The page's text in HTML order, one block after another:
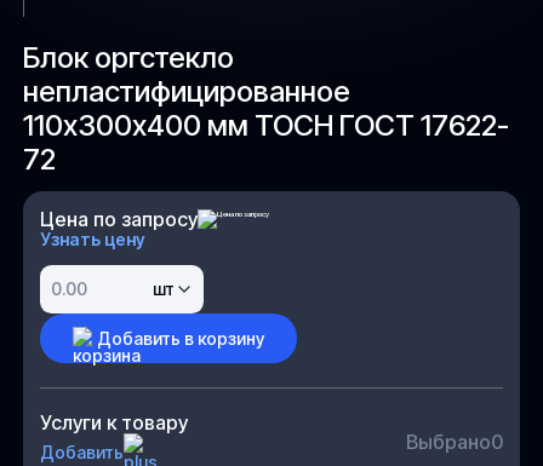
Блок оргстекло
непластифицированное
110х300х400 мм ТОСН ГОСТ 17622-
72
Цена по запросу
Узнать цену
шт
Добавить в корзину
Услуги к товару
Добавить Выбрано0